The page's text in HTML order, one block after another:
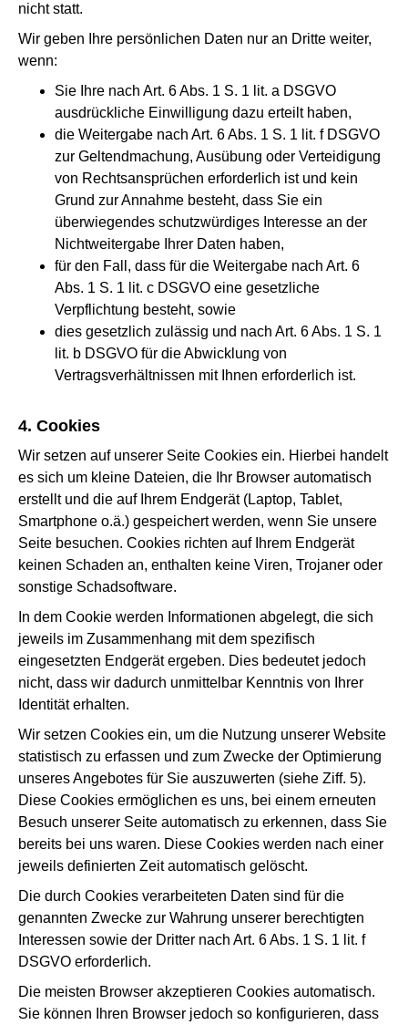
nicht statt.
Wir geben Ihre persönlichen Daten nur an Dritte weiter,
wenn:
Sie Ihre nach Art. 6 Abs. 1 S. 1 lit. a DSGVO
ausdrückliche Einwilligung dazu erteilt haben,
die Weitergabe nach Art. 6 Abs. 1 S. 1 lit. f DSGVO
zur Geltendmachung, Ausübung oder Verteidigung
von Rechtsansprüchen erforderlich ist und kein
Grund zur Annahme besteht, dass Sie ein
überwiegendes schutzwürdiges Interesse an der
Nichtweitergabe Ihrer Daten haben,
für den Fall, dass für die Weitergabe nach Art. 6
Abs. 1 S. 1 lit. c DSGVO eine gesetzliche
Verpflichtung besteht, sowie
dies gesetzlich zulässig und nach Art. 6 Abs. 1 S. 1
lit. b DSGVO für die Abwicklung von
Vertragsverhältnissen mit Ihnen erforderlich ist.
4. Cookies
Wir setzen auf unserer Seite Cookies ein. Hierbei handelt
es sich um kleine Dateien, die Ihr Browser automatisch
erstellt und die auf Ihrem Endgerät (Laptop, Tablet,
Smartphone o.ä.) gespeichert werden, wenn Sie unsere
Seite besuchen. Cookies richten auf Ihrem Endgerät
keinen Schaden an, enthalten keine Viren, Trojaner oder
sonstige Schadsoftware.
In dem Cookie werden Informationen abgelegt, die sich
jeweils im Zusammenhang mit dem spezifisch
eingesetzten Endgerät ergeben. Dies bedeutet jedoch
nicht, dass wir dadurch unmittelbar Kenntnis von Ihrer
Identität erhalten.
Wir setzen Cookies ein, um die Nutzung unserer Website
statistisch zu erfassen und zum Zwecke der Optimierung
unseres Angebotes für Sie auszuwerten (siehe Ziff. 5).
Diese Cookies ermöglichen es uns, bei einem erneuten
Besuch unserer Seite automatisch zu erkennen, dass Sie
bereits bei uns waren. Diese Cookies werden nach einer
jeweils definierten Zeit automatisch gelöscht.
Die durch Cookies verarbeiteten Daten sind für die
genannten Zwecke zur Wahrung unserer berechtigten
Interessen sowie der Dritter nach Art. 6 Abs. 1 S. 1 lit. f
DSGVO erforderlich.
Die meisten Browser akzeptieren Cookies automatisch.
Sie können Ihren Browser jedoch so konfigurieren, dass